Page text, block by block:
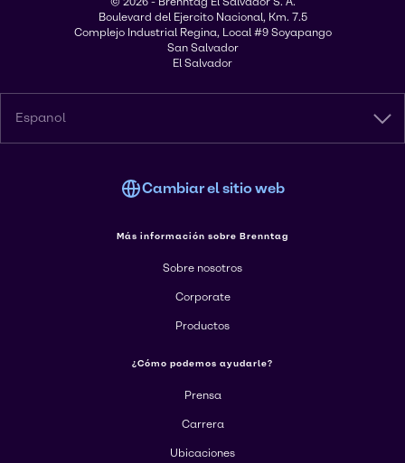
Boulevard del Ejercito Nacional, Km. 7.5
Complejo Industrial Regina, Local #9 Soyapango
San Salvador
El Salvador
Espanol
Cambiar el sitio web
Más información sobre Brenntag
Sobre nosotros
Corporate
Productos
¿Cómo podemos ayudarle?
Prensa
Carrera
Ubicaciones